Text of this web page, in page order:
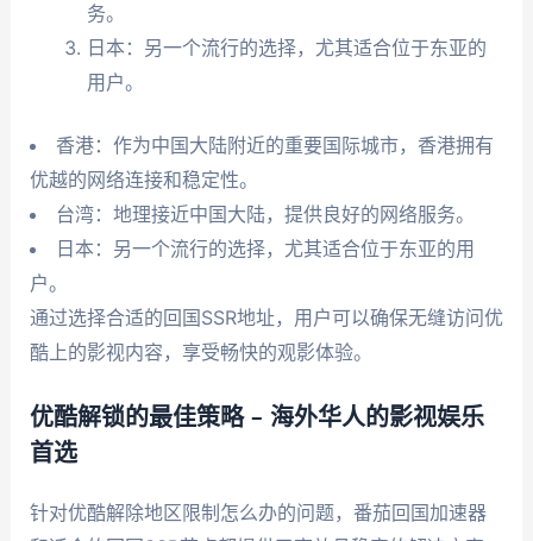
务。
日本：另一个流行的选择，尤其适合位于东亚的
用户。
香港：作为中国大陆附近的重要国际城市，香港拥有
优越的网络连接和稳定性。
台湾：地理接近中国大陆，提供良好的网络服务。
日本：另一个流行的选择，尤其适合位于东亚的用
户。
通过选择合适的回国SSR地址，用户可以确保无缝访问优
酷上的影视内容，享受畅快的观影体验。
优酷解锁的最佳策略 – 海外华人的影视娱乐
首选
针对优酷解除地区限制怎么办的问题，番茄回国加速器